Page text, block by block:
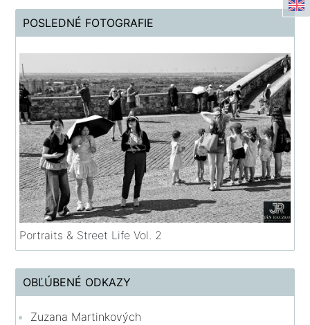
POSLEDNÉ FOTOGRAFIE
Portraits & Street Life Vol. 2
OBĽÚBENÉ ODKAZY
Zuzana Martinkových